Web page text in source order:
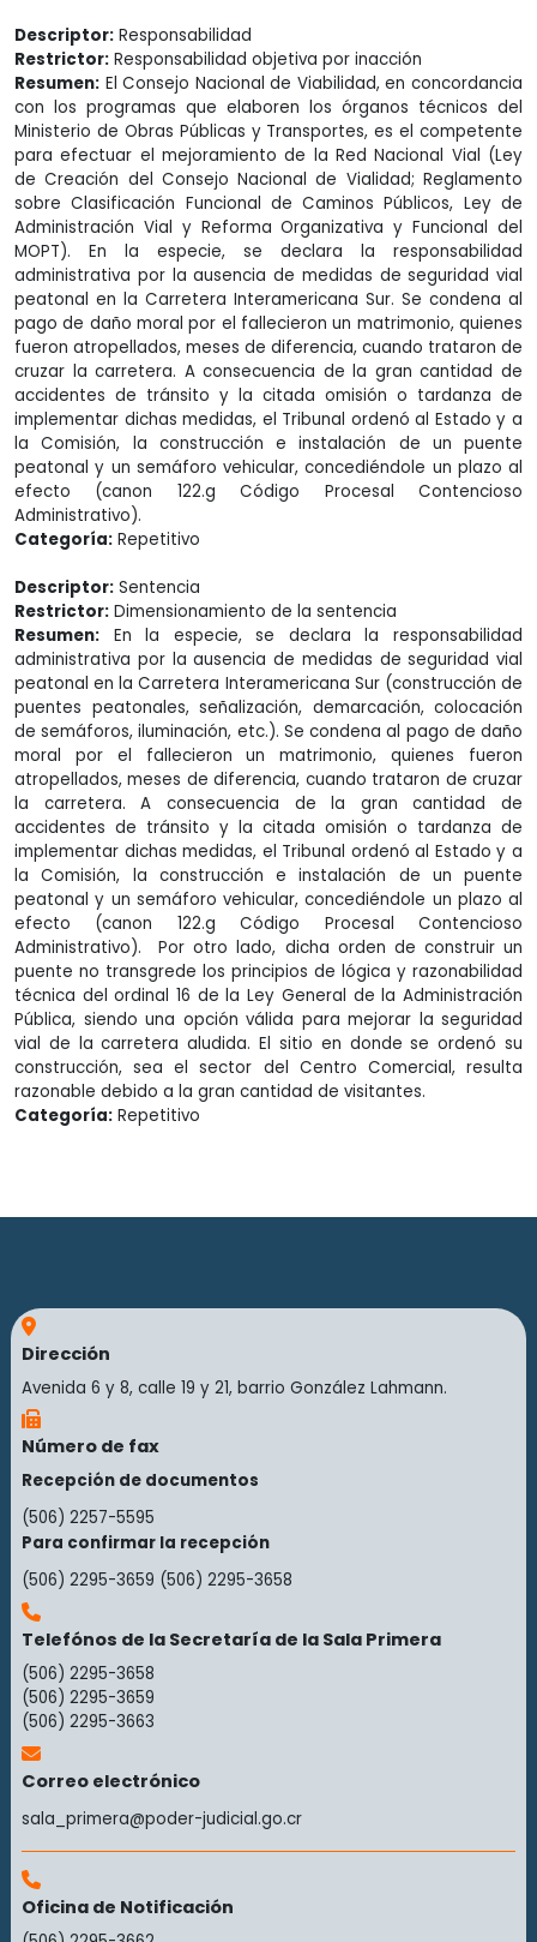
Descriptor: Responsabilidad
Restrictor: Responsabilidad objetiva por inacción
Resumen: El Consejo Nacional de Viabilidad, en concordancia
con los programas que elaboren los órganos técnicos del
Ministerio de Obras Públicas y Transportes, es el competente
para efectuar el mejoramiento de la Red Nacional Vial (Ley
de Creación del Consejo Nacional de Vialidad; Reglamento
sobre Clasificación Funcional de Caminos Públicos, Ley de
Administración Vial y Reforma Organizativa y Funcional del
MOPT). En la especie, se declara la responsabilidad
administrativa por la ausencia de medidas de seguridad vial
peatonal en la Carretera Interamericana Sur. Se condena al
pago de daño moral por el fallecieron un matrimonio, quienes
fueron atropellados, meses de diferencia, cuando trataron de
cruzar la carretera. A consecuencia de la gran cantidad de
accidentes de tránsito y la citada omisión o tardanza de
implementar dichas medidas, el Tribunal ordenó al Estado y a
la Comisión, la construcción e instalación de un puente
peatonal y un semáforo vehicular, concediéndole un plazo al
efecto (canon 122.g Código Procesal Contencioso
Administrativo).
Categoría: Repetitivo
Descriptor: Sentencia
Restrictor: Dimensionamiento de la sentencia
Resumen: En la especie, se declara la responsabilidad
administrativa por la ausencia de medidas de seguridad vial
peatonal en la Carretera Interamericana Sur (construcción de
puentes peatonales, señalización, demarcación, colocación
de semáforos, iluminación, etc.). Se condena al pago de daño
moral por el fallecieron un matrimonio, quienes fueron
atropellados, meses de diferencia, cuando trataron de cruzar
la carretera. A consecuencia de la gran cantidad de
accidentes de tránsito y la citada omisión o tardanza de
implementar dichas medidas, el Tribunal ordenó al Estado y a
la Comisión, la construcción e instalación de un puente
peatonal y un semáforo vehicular, concediéndole un plazo al
efecto (canon 122.g Código Procesal Contencioso
Administrativo). Por otro lado, dicha orden de construir un
puente no transgrede los principios de lógica y razonabilidad
técnica del ordinal 16 de la Ley General de la Administración
Pública, siendo una opción válida para mejorar la seguridad
vial de la carretera aludida. El sitio en donde se ordenó su
construcción, sea el sector del Centro Comercial, resulta
razonable debido a la gran cantidad de visitantes.
Categoría: Repetitivo
Dirección
Avenida 6 y 8, calle 19 y 21, barrio González Lahmann.
Número de fax
Recepción de documentos
(506) 2257-5595
Para confirmar la recepción
(506) 2295-3659 (506) 2295-3658
Telefónos de la Secretaría de la Sala Primera
(506) 2295-3658
(506) 2295-3659
(506) 2295-3663
Correo electrónico
sala_primera@poder-judicial.go.cr
Oficina de Notificación